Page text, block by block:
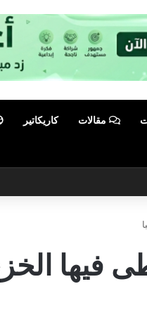
مقالات كاريكاتير
فيها